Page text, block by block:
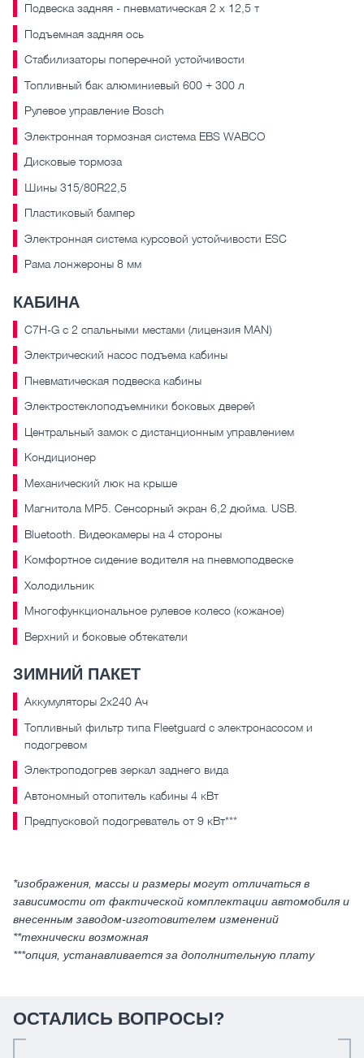
Подвеска задняя - пневматическая 2 x 12,5 т
Подъемная задняя ось
Стабилизаторы поперечной устойчивости
Топливный бак алюминиевый 600 + 300 л
Рулевое управление Bosch
Электронная тормозная система EBS WABCO
Дисковые тормоза
Шины 315/80R22,5
Пластиковый бампер
Электронная система курсовой устойчивости ESC
Рама лонжероны 8 мм
КАБИНА
C7H-G с 2 спальными местами (лицензия MAN)
Электрический насос подъема кабины
Пневматическая подвеска кабины
Электростеклоподъемники боковых дверей
Центральный замок с дистанционным управлением
Кондиционер
Механический люк на крыше
Магнитола MP5. Сенсорный экран 6,2 дюйма. USB.
Bluetooth. Видеокамеры на 4 стороны
Комфортное сидение водителя на пневмоподвеске
Холодильник
Многофункциональное рулевое колесо (кожаное)
Верхний и боковые обтекатели
ЗИМНИЙ ПАКЕТ
Аккумуляторы 2х240 Ач
Топливный фильтр типа Fleetguard с электронасосом и
подогревом
Электроподогрев зеркал заднего вида
Автономный отопитель кабины 4 кВт
Предпусковой подогреватель от 9 кВт***
*изображения, массы и размеры могут отличаться в
зависимости от фактической комплектации автомобиля и
внесенным заводом-изготовителем изменений
**технически возможная
***опция, устанавливается за дополнительную плату
ОСТАЛИСЬ ВОПРОСЫ?